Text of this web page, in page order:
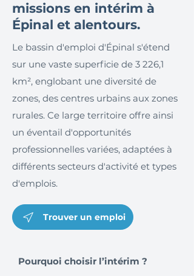
missions en intérim à
Épinal et alentours.
Le bassin d'emploi d'Épinal s'étend
sur une vaste superficie de 3 226,1
km², englobant une diversité de
zones, des centres urbains aux zones
rurales. Ce large territoire offre ainsi
un éventail d'opportunités
professionnelles variées, adaptées à
différents secteurs d'activité et types
d'emplois.
Trouver un emploi
Pourquoi choisir l’intérim ?